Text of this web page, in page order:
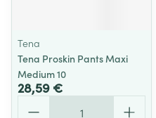
Tena
Tena Proskin Pants Maxi
Medium 10
28,59 €